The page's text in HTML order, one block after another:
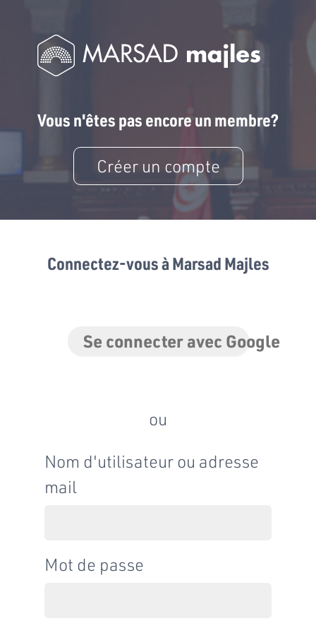
Vous n'êtes pas encore un membre?
Créer un compte
Connectez-vous à Marsad Majles
Se connecter avec Google
ou
Nom d'utilisateur ou adresse
mail
Mot de passe